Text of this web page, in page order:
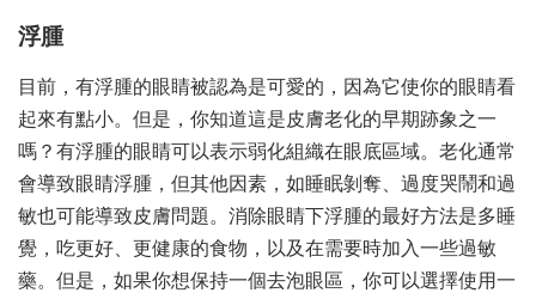
浮腫
目前，有浮腫的眼睛被認為是可愛的，因為它使你的眼睛看
起來有點小。但是，你知道這是皮膚老化的早期跡象之一
嗎？有浮腫的眼睛可以表示弱化組織在眼底區域。老化通常
會導致眼睛浮腫，但其他因素，如睡眠剝奪、過度哭鬧和過
敏也可能導致皮膚問題。消除眼睛下浮腫的最好方法是多睡
覺，吃更好、更健康的食物，以及在需要時加入一些過敏
藥。但是，如果你想保持一個去泡眼區，你可以選擇使用一